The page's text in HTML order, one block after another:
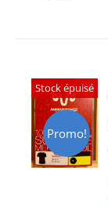
Stock épuisé
Promo!